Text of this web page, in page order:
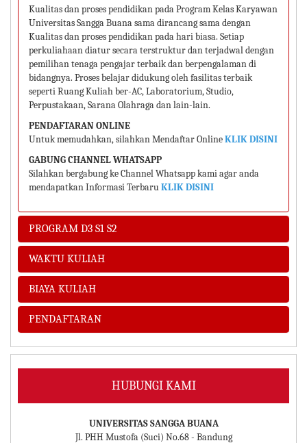
Kualitas dan proses pendidikan pada Program Kelas Karyawan
Universitas Sangga Buana sama dirancang sama dengan
Kualitas dan proses pendidikan pada hari biasa. Setiap
perkuliahaan diatur secara terstruktur dan terjadwal dengan
pemilihan tenaga pengajar terbaik dan berpengalaman di
bidangnya. Proses belajar didukung oleh fasilitas terbaik
seperti Ruang Kuliah ber-AC, Laboratorium, Studio,
Perpustakaan, Sarana Olahraga dan lain-lain.
PENDAFTARAN ONLINE
Untuk memudahkan, silahkan Mendaftar OnlineKLIK DISINI
GABUNG CHANNEL WHATSAPP
Silahkan bergabung ke Channel Whatsapp kami agar anda
mendapatkan Informasi TerbaruKLIK DISINI
PROGRAM D3 S1 S2
WAKTU KULIAH
BIAYA KULIAH
PENDAFTARAN
HUBUNGI KAMI
UNIVERSITAS SANGGA BUANA
Jl. PHH Mustofa (Suci) No.68 - Bandung